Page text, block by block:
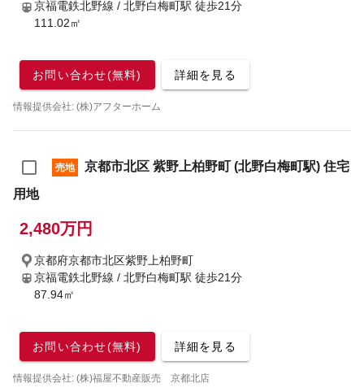
京福電鉄北野線 / 北野白梅町駅 徒歩21分
111.02㎡
お問い合わせ(無料) 詳細を見る
情報提供会社: (株)アフターホーム
売地
京都市北区 紫野上柏野町 (北野白梅町駅) 住宅
用地
2,480万円
京都府京都市北区紫野上柏野町
京福電鉄北野線 / 北野白梅町駅 徒歩21分
87.94㎡
お問い合わせ(無料) 詳細を見る
情報提供会社: (株)福屋不動産販売 京都北店